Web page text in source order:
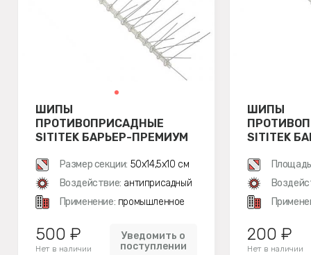
ШИПЫ
ПРОТИВОПРИСАДНЫЕ
SITITEK БАРЬЕР-ПРЕМИУМ
Размер секции: 50х14,5х10 см
Воздействие: антиприсадный
Применение: промышленное
500 ₽
Нет в наличии
Уведомить о
поступлении
ШИПЫ
SITITEK
200 ₽
Нет в наличии